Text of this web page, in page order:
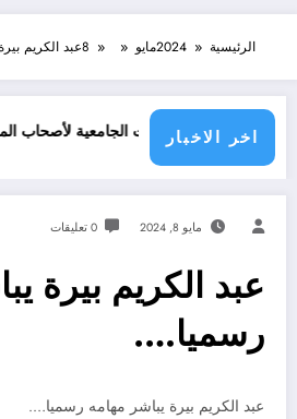
الرئيسية 2024مايو 8عبد الكريم
اخر الاخبار
أفضل التخصصات الجامعية لأصحاب المعدلات 10 11 12 لسنة 2026
مايو 8, 2024 0 تعليقات
عبد الكريم بيرة
رسميا….
عبد الكريم بيرة يباشر مهامه رسميا….